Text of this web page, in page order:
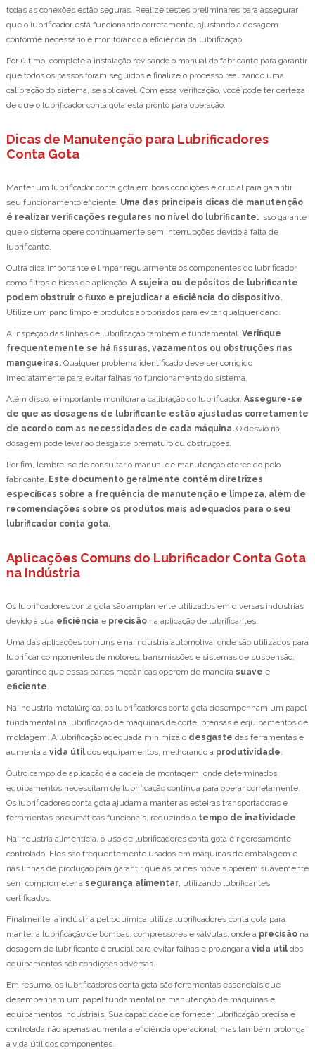
todas as conexões estão seguras. Realize testes preliminares para assegurar
que o lubrificador está funcionando corretamente, ajustando a dosagem
conforme necessário e monitorando a eficiência da lubrificação.
Por último, complete a instalação revisando o manual do fabricante para garantir
que todos os passos foram seguidos e finalize o processo realizando uma
calibração do sistema, se aplicável. Com essa verificação, você pode ter certeza
de que o lubrificador conta gota está pronto para operação.
Dicas de Manutenção para Lubrificadores
Conta Gota
Manter um lubrificador conta gota em boas condições é crucial para garantir
seu funcionamento eficiente. Uma das principais dicas de manutenção
é realizar verificações regulares no nível do lubrificante. Isso garante
que o sistema opere continuamente sem interrupções devido à falta de
lubrificante.
Outra dica importante é limpar regularmente os componentes do lubrificador,
como filtros e bicos de aplicação. A sujeira ou depósitos de lubrificante
podem obstruir o fluxo e prejudicar a eficiência do dispositivo.
Utilize um pano limpo e produtos apropriados para evitar qualquer dano.
A inspeção das linhas de lubrificação também é fundamental. Verifique
frequentemente se há fissuras, vazamentos ou obstruções nas
mangueiras. Qualquer problema identificado deve ser corrigido
imediatamente para evitar falhas no funcionamento do sistema.
Além disso, é importante monitorar a calibração do lubrificador. Assegure-se
de que as dosagens de lubrificante estão ajustadas corretamente
de acordo com as necessidades de cada máquina. O desvio na
dosagem pode levar ao desgaste prematuro ou obstruções.
Por fim, lembre-se de consultar o manual de manutenção oferecido pelo
fabricante. Este documento geralmente contém diretrizes
específicas sobre a frequência de manutenção e limpeza, além de
recomendações sobre os produtos mais adequados para o seu
lubrificador conta gota.
Aplicações Comuns do Lubrificador Conta Gota
na Indústria
Os lubrificadores conta gota são amplamente utilizados em diversas indústrias
devido à sua eficiência e precisão na aplicação de lubrificantes.
Uma das aplicações comuns é na indústria automotiva, onde são utilizados para
lubrificar componentes de motores, transmissões e sistemas de suspensão,
garantindo que essas partes mecânicas operem de maneira suave e
eficiente
Na indústria metalúrgica, os lubrificadores conta gota desempenham um papel
fundamental na lubrificação de máquinas de corte, prensas e equipamentos de
moldagem. A lubrificação adequada minimiza o desgaste das ferramentas e
aumenta a vida útil dos equipamentos, melhorando a produtividade
Outro campo de aplicação é a cadeia de montagem, onde determinados
equipamentos necessitam de lubrificação contínua para operar corretamente.
Os lubrificadores conta gota ajudam a manter as esteiras transportadoras e
ferramentas pneumáticas funcionais, reduzindo o tempo de inatividade
Na indústria alimentícia, o uso de lubrificadores conta gota é rigorosamente
controlado. Eles são frequentemente usados em máquinas de embalagem e
nas linhas de produção para garantir que as partes móveis operem suavemente
sem comprometer a segurança alimentar , utilizando lubrificantes
certificados.
Finalmente, a indústria petroquímica utiliza lubrificadores conta gota para
manter a lubrificação de bombas, compressores e válvulas, onde a precisão na
dosagem de lubrificante é crucial para evitar falhas e prolongar a vida útil dos
equipamentos sob condições adversas.
Em resumo, os lubrificadores conta gota são ferramentas essenciais que
desempenham um papel fundamental na manutenção de máquinas e
equipamentos industriais. Sua capacidade de fornecer lubrificação precisa e
controlada não apenas aumenta a eficiência operacional, mas também prolonga
a vida útil dos componentes.